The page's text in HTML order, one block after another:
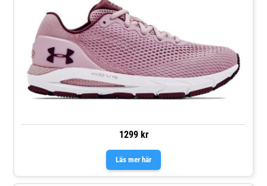
1299 kr
Läs mer här